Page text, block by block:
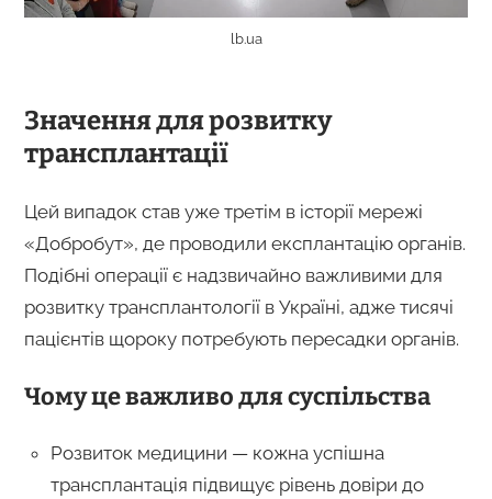
lb.ua
Значення для розвитку
трансплантації
Цей випадок став уже третім в історії мережі
«Добробут», де проводили експлантацію органів.
Подібні операції є надзвичайно важливими для
розвитку трансплантології в Україні, адже тисячі
пацієнтів щороку потребують пересадки органів.
Чому це важливо для суспільства
Розвиток медицини — кожна успішна
трансплантація підвищує рівень довіри до